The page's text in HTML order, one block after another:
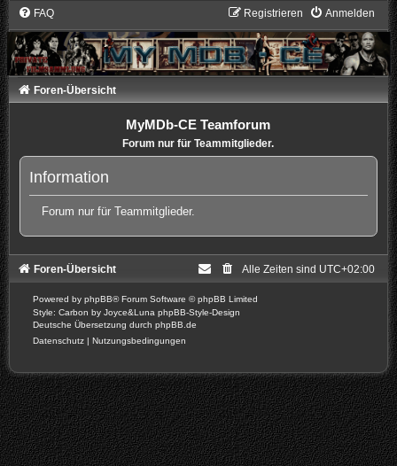
FAQ Anmelden
Registrieren
Foren-Übersicht
MyMDb-CE Teamforum
Forum nur für Teammitglieder.
Information
Forum nur für Teammitglieder.
Foren-Übersicht Alle Zeiten sind UTC+02:00
Powered by phpBB® Forum Software © phpBB Limited
Style: Carbon by Joyce&Luna phpBB-Style-Design
Deutsche Übersetzung durch phpBB.de
Datenschutz | Nutzungsbedingungen